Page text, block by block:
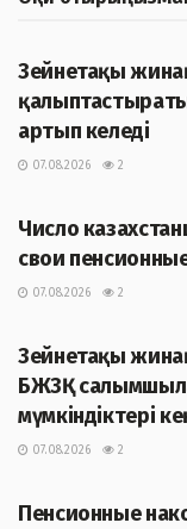
Зейнетақы
артып келеді
07.08.2026
2
Число
свои
07.08.2026
2
Зейнетақы
БЖЗҚ
мүмкіндіктері
07.08.2026
2
Пенсионные